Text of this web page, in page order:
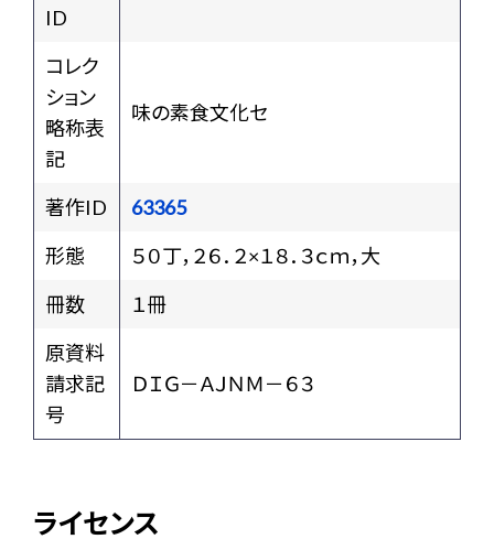
ID
コレク
ション
略称表
記
味の素食文化セ
著作ID
63365
形態
５０丁，２６．２×１８．３ｃｍ，大
冊数
１冊
原資料
請求記
号
ＤＩＧ－ＡＪＮＭ－６３
ライセンス